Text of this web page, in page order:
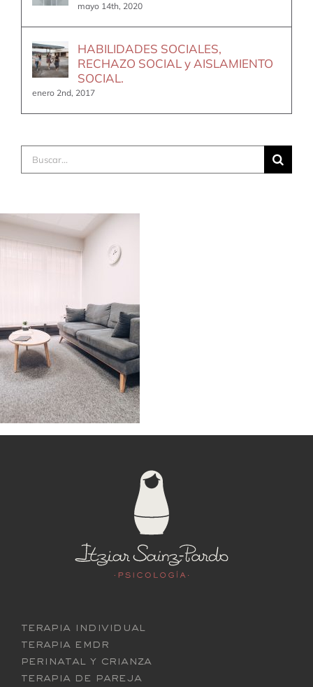
mayo 14th, 2020
HABILIDADES SOCIALES,
RECHAZO SOCIAL y AISLAMIENTO
SOCIAL.
enero 2nd, 2017
Buscar:
terapia individual
terapia emdr
perinatal y crianza
terapia de pareja